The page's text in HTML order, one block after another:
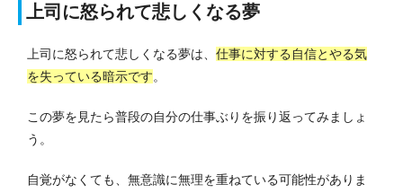
上司に怒られて悲しくなる夢
上司に怒られて悲しくなる夢は、 仕事に対する自信とやる気
を失っている暗示です。
この夢を見たら普段の自分の仕事ぶりを振り返ってみましょ
う。
自覚がなくても、無意識に無理を重ねている可能性がありま